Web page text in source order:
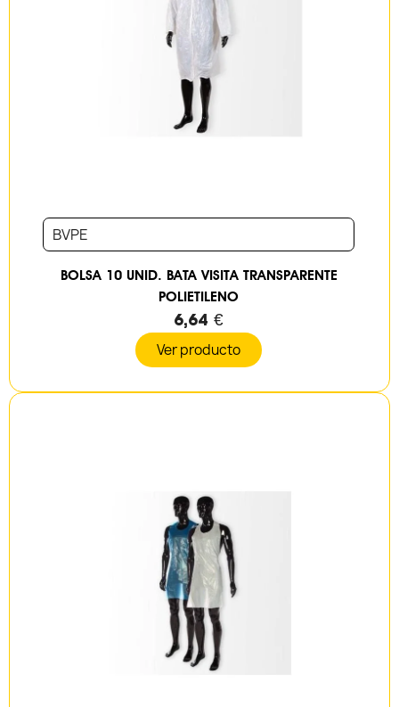
BVPE
BOLSA 10 UNID. BATA VISITA TRANSPARENTE
POLIETILENO
6,64 €
Ver producto